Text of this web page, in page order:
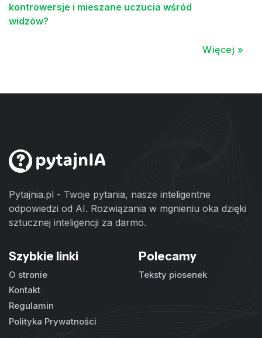
kontrowersje i mieszane uczucia wśród
widzów?
Więcej »
Pytajnia.pl - Twoje pytania, nasze inteligentne
odpowiedzi od AI. Rozwiązania w mgnieniu oka dzięki
sztucznej inteligencji za darmo.
Szybkie linki
O stronie
Kontakt
Regulamin
Polityka Prywatności
Polecamy
Teksty piosenek